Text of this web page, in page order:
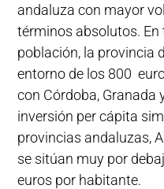
andaluza con mayor
términos absolutos.
población, la provincia
entorno de los 800
con Córdoba, Granada
inversión per cápita
provincias andaluzas,
se sitúan muy por
euros por habitante.